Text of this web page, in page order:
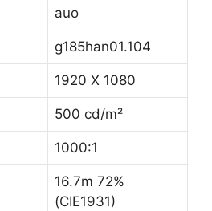
auo
g185han01.104
1920 X 1080
500 cd/m²
1000:1
16.7m 72%
(CIE1931)